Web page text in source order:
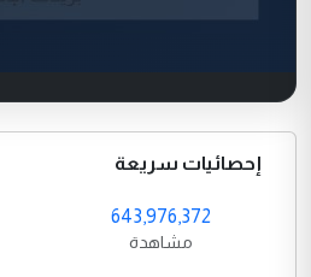
إحصائيات سريعة
643,976,372
مشاهدة